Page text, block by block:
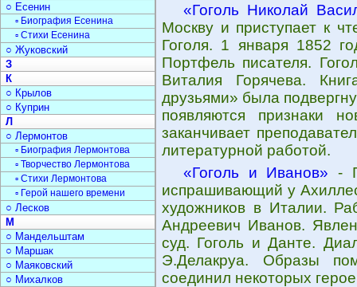
«Гоголь Николай
Москву и приступает к
Гоголя. 1 января 1852
Портфель писателя.
Виталия Горячева.
друзьями» была
появляются признаки
заканчивает
литературной работой.
«Гоголь и Иванов» -
испрашивающий у
художников в Италии.
Андреевич Иванов.
суд. Гоголь и Данте.
Э.Делакруа. Образы
соединил некоторых
○ Есенин
▫ Биография Есенина
▫ Стихи Есенина
○ Жуковский
З
К
○ Крылов
○ Куприн
Л
○ Лермонтов
▫ Биография Лермонтова
▫ Творчество Лермонтова
▫ Стихи Лермонтова
▫ Герой нашего времени
○ Лесков
М
○ Мандельштам
○ Маршак
○ Маяковский
○ Михалков